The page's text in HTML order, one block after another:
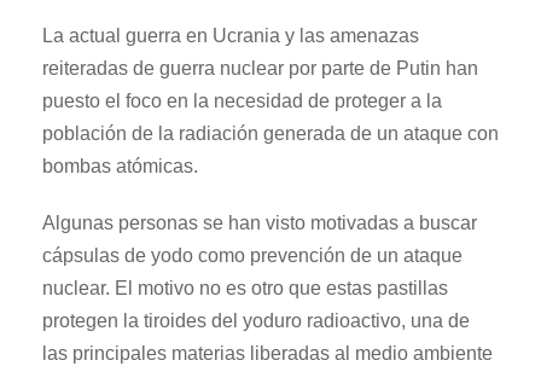
La actual guerra en Ucrania y las amenazas
reiteradas de guerra nuclear por parte de Putin han
puesto el foco en la necesidad de proteger a la
población de la radiación generada de un ataque con
bombas atómicas.
Algunas personas se han visto motivadas a buscar
cápsulas de yodo como prevención de un ataque
nuclear. El motivo no es otro que estas pastillas
protegen la tiroides del yoduro radioactivo, una de
las principales materias liberadas al medio ambiente